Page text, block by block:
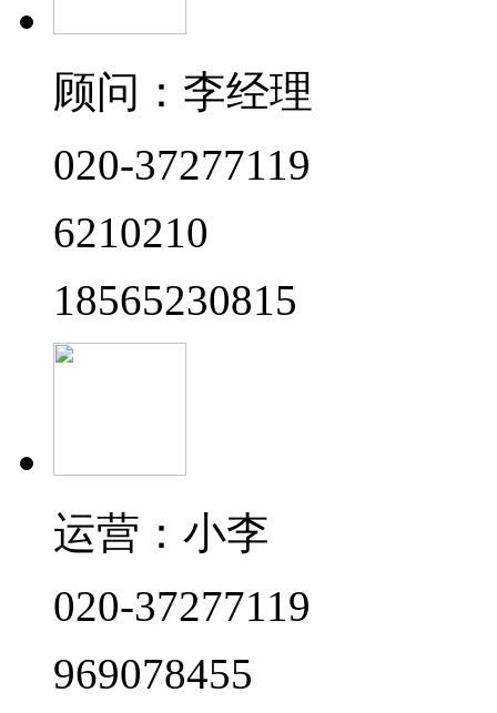
顾问：李经理
020-37277119
6210210
18565230815
运营：小李
020-37277119
969078455